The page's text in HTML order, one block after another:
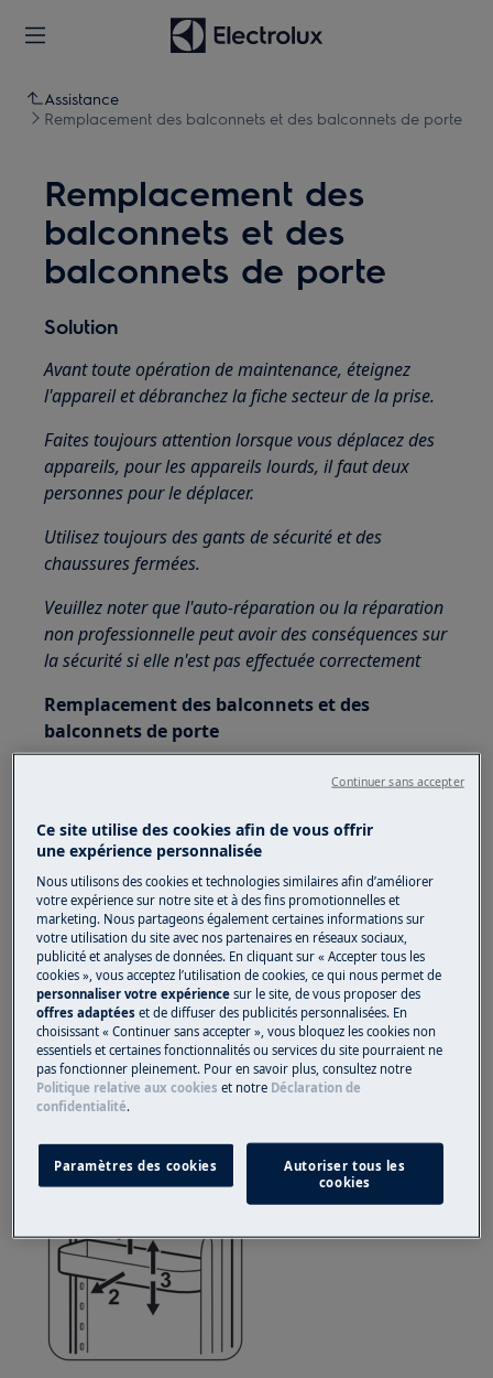
Assistance
Remplacement des balconnets et des balconnets de porte
Remplacement des
balconnets et des
balconnets de porte
Solution
Avant toute opération de maintenance, éteignez
l'appareil et débranchez la fiche secteur de la prise.
Faites toujours attention lorsque vous déplacez des
appareils, pour les appareils lourds, il faut deux
personnes pour le déplacer.
Utilisez toujours des gants de sécurité et des
chaussures fermées.
Veuillez noter que l'auto-réparation ou la réparation
non professionnelle peut avoir des conséquences sur
la sécurité si elle n'est pas effectuée correctement
Remplacement des balconnets et des
balconnets de porte
Il existe différents types de fixation et les images
et le processus de remplacement
correspondant.
Pour permettre le stockage d'emballages
alimentaires de différentes tailles, les
balconnets de porte peuvent être placés à
différentes hauteurs.
1. Tablettes fixées sur des boutons-pression
Tirez progressivement l'étagère dans le sens
des flèches jusqu'à ce qu'elle se libère, puis
repositionnez-la au besoin.
Ce site utilise des cookies afin de vous offrir
une expérience personnalisée
Nous utilisons des cookies et technologies similaires afin d’améliorer
votre expérience sur notre site et à des fins promotionnelles et
marketing. Nous partageons également certaines informations sur
votre utilisation du site avec nos partenaires en réseaux sociaux,
publicité et analyses de données. En cliquant sur « Accepter tous les
cookies », vous acceptez l’utilisation de cookies, ce qui nous permet de
personnaliser votre expériencesur le site, de vous proposer des
offres adaptées et de diffuser des publicités personnalisées. En
choisissant « Continuer sans accepter », vous bloquez les cookies non
essentiels et certaines fonctionnalités ou services du site pourraient ne
pas fonctionner pleinement. Pour en savoir plus, consultez notre
Politique relative aux cookies et notre Déclaration de
confidentialité.
Paramètres des cookies
Autoriser tous les
cookies
Continuer sans accepter